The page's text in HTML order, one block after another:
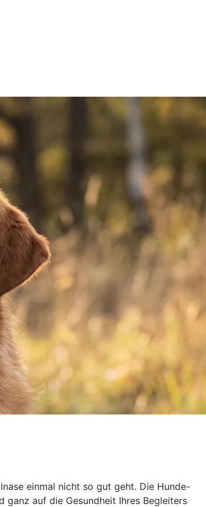
einmal nicht so gut geht. Die Hunde-
ganz auf die Gesundheit Ihres Begleiters